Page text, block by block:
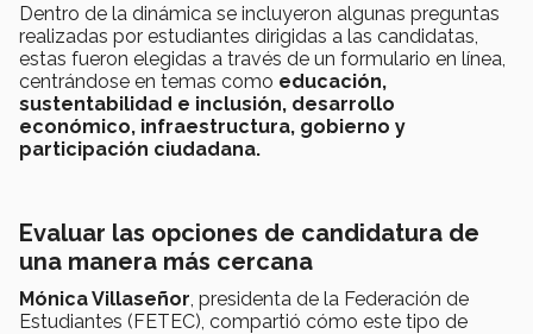
Dentro de la dinámica se incluyeron algunas preguntas
realizadas por estudiantes dirigidas a las candidatas,
estas fueron elegidas a través de un formulario en línea,
centrándose en temas como educación,
sustentabilidad e inclusión, desarrollo
económico, infraestructura, gobierno y
participación ciudadana.
Evaluar las opciones de candidatura de
una manera más cercana
Mónica Villaseñor , presidenta de la Federación de
Estudiantes (FETEC), compartió cómo este tipo de